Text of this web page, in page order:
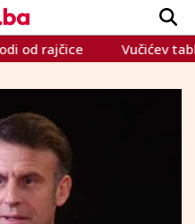
2023.Vučićev tabloid